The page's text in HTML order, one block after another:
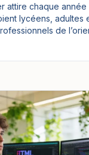
attire chaque
lycéens, adultes
de